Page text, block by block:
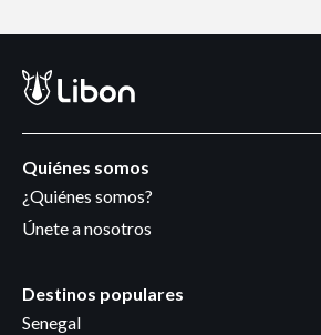
Quiénes somos
¿Quiénes somos?
Únete a nosotros
Destinos populares
Senegal